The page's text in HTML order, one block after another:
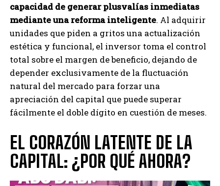
capacidad de generar plusvalías inmediatas
mediante una reforma inteligente. Al adquirir
unidades que piden a gritos una actualización
estética y funcional, el inversor toma el control
total sobre el margen de beneficio, dejando de
depender exclusivamente de la fluctuación
natural del mercado para forzar una
apreciación del capital que puede superar
fácilmente el doble dígito en cuestión de meses.
EL CORAZÓN LATENTE DE LA
CAPITAL: ¿POR QUÉ AHORA?